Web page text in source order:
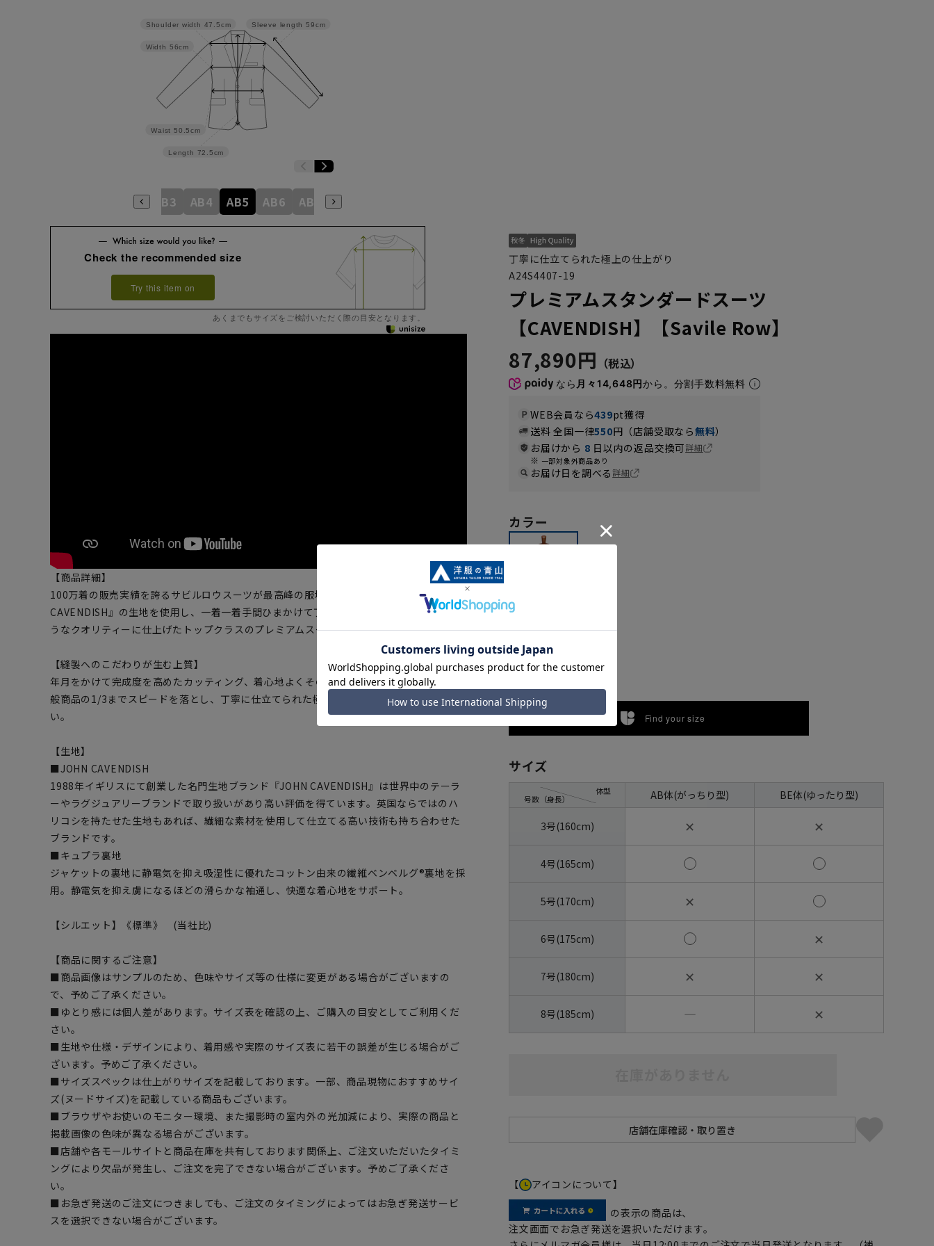
Sleeve length 59cm
Length 72.5cm
Waist 50.5cm
Width 56cm
Shoulder width 47.5cm
A8 AB3 AB4 AB5 AB6 AB7 AB8
Check the recommended size
Try this item on
あくまでもサイズをご検討いただく際の目安となります。
【商品詳細】
100万着の販売実績を誇るサビルロウスーツが最高峰の服地メーカー『JOHN
CAVENDISH』の生地を使用し、一着一着手間ひまかけて丁寧にオーダーメイドスーツのよ
うなクオリティーに仕上げたトップクラスのプレミアムスーツです。
【縫製へのこだわりが生む上質】
年月をかけて完成度を高めたカッティング、着心地よくそのうえ美しいスーツをめざし一
般商品の1/3までスピードを落とし、丁寧に仕立てられた極上の仕上がりを是非ご堪能下さ
い。
【生地】
■JOHN CAVENDISH
1988年イギリスにて創業した名門生地ブランド『JOHN CAVENDISH』は世界中のテーラ
ーやラグジュアリーブランドで取り扱いがあり高い評価を得ています。英国ならではのハ
リコシを持たせた生地もあれば、繊細な素材を使用して仕立てる高い技術も持ち合わせた
ブランドです。
■キュプラ裏地
ジャケットの裏地に静電気を抑え吸湿性に優れたコットン由来の繊維ベンベルグ®裏地を採
用。静電気を抑え虜になるほどの滑らかな袖通し、快適な着心地をサポート。
【シルエット】《標準》 (当社比)
【商品に関するご注意】
■商品画像はサンプルのため、色味やサイズ等の仕様に変更がある場合がございますの
で、予めご了承ください。
■ゆとり感には個人差があります。サイズ表を確認の上、ご購入の目安としてご利用くだ
さい。
■生地や仕様・デザインにより、着用感や実際のサイズ表に若干の誤差が生じる場合がご
ざいます。予めご了承ください。
■サイズスペックは仕上がりサイズを記載しております。一部、商品現物におすすめサイ
ズ(ヌードサイズ)を記載している商品もございます。
■ブラウザやお使いのモニター環境、また撮影時の室内外の光加減により、実際の商品と
掲載画像の色味が異なる場合がございます。
■店舗や各モールサイトと商品在庫を共有しております関係上、ご注文いただいたタイミ
ングにより欠品が発生し、ご注文を完了できない場合がございます。予めご了承くださ
い。
■お急ぎ発送のご注文につきましても、ご注文のタイミングによってはお急ぎ発送サービ
スを選択できない場合がございます。
丁寧に仕立てられた極上の仕上がり
A24S4407-19
プレミアムスタンダードスーツ
【CAVENDISH】【Savile Row】
87,890円
なら 月々14,648円から。分割手数料無料
WEB会員なら439pt獲得
送料 全国一律550円（店舗受取なら無料）
お届けから 8 日以内の返品交換可詳細
一部対象外商品あり
お届け日を調べる詳細
カラー
ネイビー
Find your size
サイズ
号数（身長）
体型 AB体(がっちり型) BE体(ゆったり型)
3号(160cm) ✕ ✕
4号(165cm)
5号(170cm) ✕
6号(175cm) ✕
7号(180cm) ✕ ✕
8号(185cm) ― ✕
【 アイコンについて】
の表示の商品は、
注文画面でお急ぎ発送を選択いただけます。